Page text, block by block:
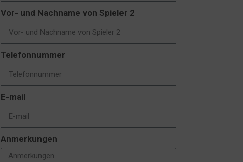
Vor- und Nachname von Spieler 2
Telefonnummer
E-mail
Anmerkungen